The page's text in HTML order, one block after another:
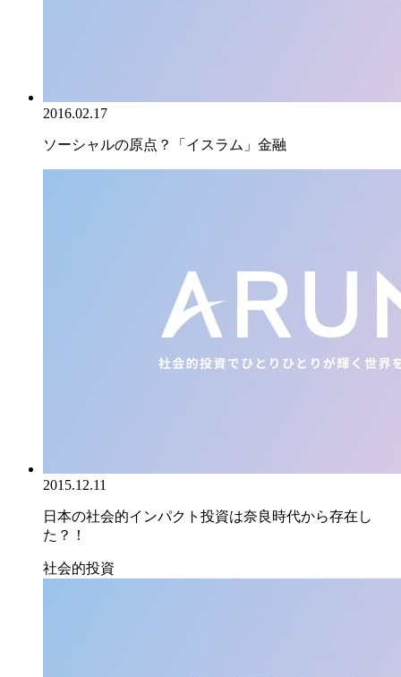
2016.02.17
ソーシャルの原点？「イスラム」金融
2015.12.11
日本の社会的インパクト投資は奈良時代から存在し
た？！
社会的投資